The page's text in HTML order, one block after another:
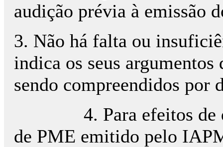
audição prévia à emissão
3. Não há falta ou
indica os seus
sendo compreendidos por
4. Para efeitos de
de PME emitido pelo